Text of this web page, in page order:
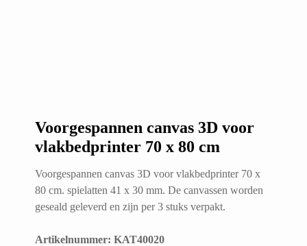
Voorgespannen canvas 3D voor
vlakbedprinter 70 x 80 cm
Voorgespannen canvas 3D voor vlakbedprinter 70 x
80 cm. spielatten 41 x 30 mm. De canvassen worden
geseald geleverd en zijn per 3 stuks verpakt.
Artikelnummer: KAT40020